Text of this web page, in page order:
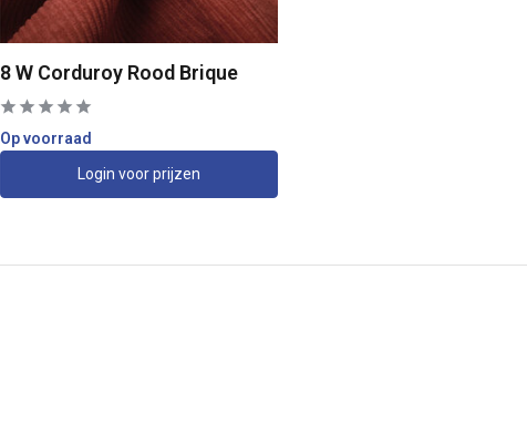
8 W Corduroy Rood Brique
Op voorraad
Login voor prijzen